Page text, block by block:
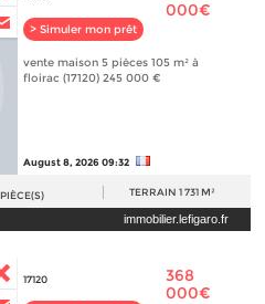
> Simuler mon prêt
000€
vente maison 5 pièces 105 m² à
floirac (17120) 245 000 €
August 8, 2026 09:32
PIÈCE(S) TERRAIN 1 731 M²
immobilier.lefigaro.fr
17120
368
000€